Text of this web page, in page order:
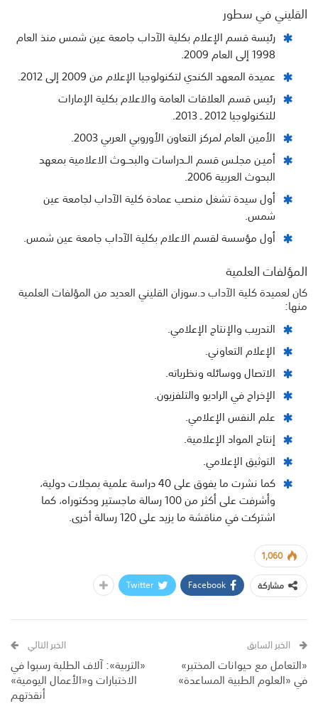
القليني في سطور
رئيسة قسم الإعلام بكلية الآداب جامعة عين شمس منذ العام
1998 إلى العام 2009.
عميدة المعهد الكندي لتكنولوجيا الإعلام من 2009 إلى 2012.
رئيس قسم العلاقات العامة والاعلام بكلية الإمارات
للتكنولوجيا 2012 ـ 2013.
الأمين العام لمركز التعاون الأوروبي العربي 2003.
أميـن مجلـس قسم الــدراسات والبحــوث الاعلامية بمعهد
البحوث العربية 2006.
أول سيدة تشغل منصب عمادة كلية الآداب لجامعة عين
شمس.
أول مؤسسة لقسم الاعلام بكلية الآداب جامعة عين شمس.
المؤلفات العلمية
كان لعميدة كلية الآداب د.سوزان القليني العديد من المؤلفات العلمية
منها:
التدريب والإنتاج الإعلامي.
الإعلام التعاوني.
الاتصال ووسائله ونظرياته.
الإخراج في الراديو والتلفزيون.
علم النفس الإعلامي.
إنتاج المواد الإعلامية.
التوثيق الإعلامي.
كما نشرت ما يفوق على 40 دراسة علمية بمجلات دولية،
وأشرفت على أكثر من 100 رسالة ماجستير ودكتوراه، كما
اشتركت في مناقشة ما يزيد على 120 رسالة أخرى.
1,060
مشاركة
Facebook
Twitter
الخبر السابق
«التعامل مع حيوانات المختبر»
في «العلوم الطبية المساعدة»
الخبر التالي
«التربية»: آلاف الطلبة رسبوا في
الاختبارات و«الأعمال اليومية»
أنقذتهم